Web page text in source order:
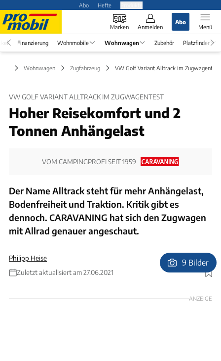
Abo Hefte
Marken Anmelden
Abo
Menü
Finanzierung Wohnmobile Wohnwagen Zubehör Platzfinder
Wohnwagen Zugfahrzeug VW Golf Variant Alltrack im Zugwagentest
VW GOLF VARIANT ALLTRACK IM ZUGWAGENTEST
Hoher Reisekomfort und 2
Tonnen Anhängelast
VOM CAMPINGPROFI SEIT 1959
Der Name Alltrack steht für mehr Anhängelast,
Bodenfreiheit und Traktion. Kritik gibt es
dennoch. CARAVANING hat sich den Zugwagen
mit Allrad genauer angeschaut.
Philipp Heise
Zuletzt aktualisiert am 27.06.2021
Foto: Philipp Heise
9 Bilder
ANZEIGE